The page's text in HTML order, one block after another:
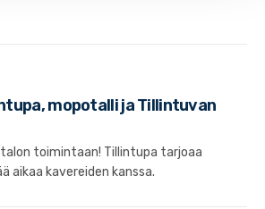
mopotalli ja Tillintuvan
toimintaan! Tillintupa tarjoaa
aikaa kavereiden kanssa.